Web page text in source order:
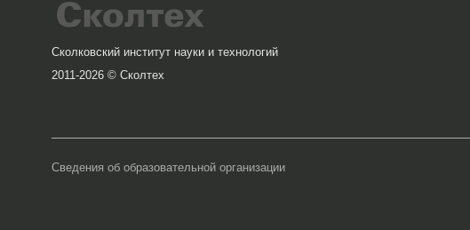
Сколковский институт науки и технологий
2011-2026 © Сколтех
Сведения об образовательной организации